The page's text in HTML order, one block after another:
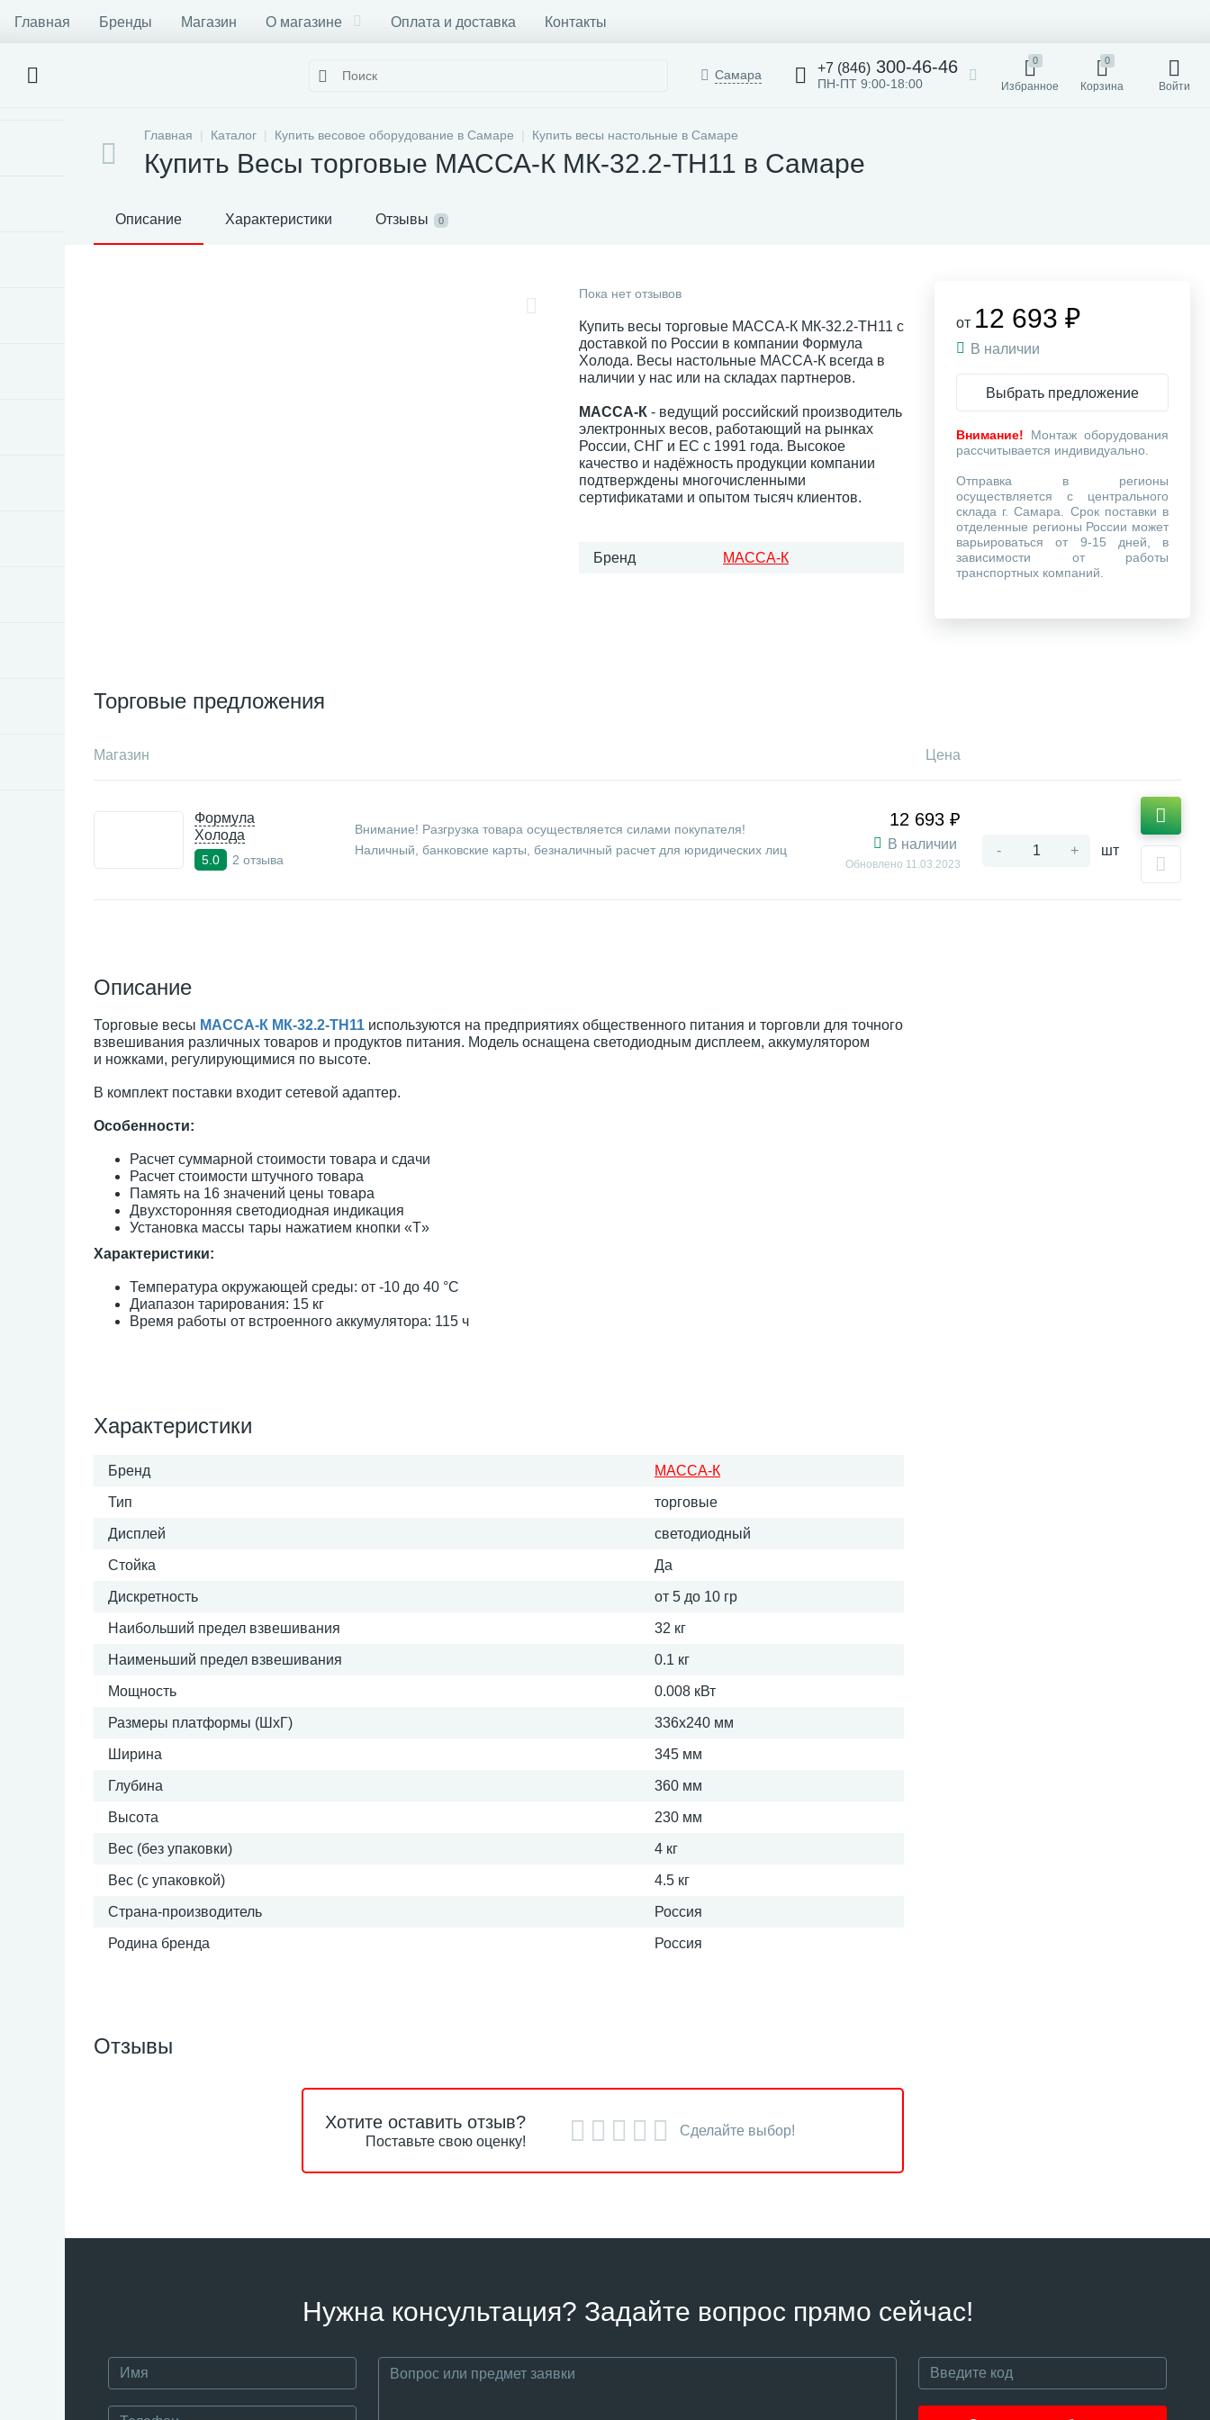
Главная Бренды Магазин О магазине Оплата и доставка Контакты
Самара +7 (846) 300-46-46
ПН-ПТ 9:00-18:00
0
Избранное
0
Корзина Войти
Главная Каталог Купить весовое оборудование в Самаре Купить весы настольные в Самаре
Купить Весы торговые МАССА-К МК-32.2-ТН11 в Самаре
Описание Характеристики Отзывы 0
Пока нет отзывов
Купить весы торговые МАССА-К МК-32.2-ТН11 с
доставкой по России в компании Формула
Холода. Весы настольные МАССА-К всегда в
наличии у нас или на складах партнеров.
МАССА-К - ведущий российский производитель
электронных весов, работающий на рынках
России, СНГ и ЕС с 1991 года. Высокое
качество и надёжность продукции компании
подтверждены многочисленными
сертификатами и опытом тысяч клиентов.
Бренд МАССА-К
Торговые предложения
Магазин Цена
Формула
Холода
5.0 2 отзыва
Внимание! Разгрузка товара осуществляется силами покупателя!
Наличный, банковские карты, безналичный расчет для юридических лиц
12 693 ₽
В наличии
Обновлено 11.03.2023
- + шт
Описание
Торговые весы МАССА-К МК-32.2-ТН11 используются на предприятиях общественного питания и торговли для точного
взвешивания различных товаров и продуктов питания. Модель оснащена светодиодным дисплеем, аккумулятором
и ножками, регулирующимися по высоте.
В комплект поставки входит сетевой адаптер.
Особенности:
Расчет суммарной стоимости товара и сдачи
Расчет стоимости штучного товара
Память на 16 значений цены товара
Двухсторонняя светодиодная индикация
Установка массы тары нажатием кнопки «T»
Характеристики:
Температура окружающей среды: от -10 до 40 °С
Диапазон тарирования: 15 кг
Время работы от встроенного аккумулятора: 115 ч
Характеристики
Бренд МАССА-К
Тип торговые
Дисплей светодиодный
Стойка Да
Дискретность от 5 до 10 гр
Наибольший предел взвешивания 32 кг
Наименьший предел взвешивания 0.1 кг
Мощность 0.008 кВт
Размеры платформы (ШxГ) 336х240 мм
Ширина 345 мм
Глубина 360 мм
Высота 230 мм
Вес (без упаковки) 4 кг
Вес (с упаковкой) 4.5 кг
Страна-производитель Россия
Родина бренда Россия
от 12 693 ₽
В наличии
Выбрать предложение
Внимание! Монтаж оборудования
рассчитывается индивидуально.
Отправка в регионы
осуществляется с центрального
склада г. Самара. Срок поставки в
отделенные регионы России может
варьироваться от 9-15 дней, в
зависимости от работы
транспортных компаний.
Отзывы
Хотите оставить отзыв?
Поставьте свою оценку!
Сделайте выбор!
Нужна консультация? Задайте вопрос прямо сейчас!